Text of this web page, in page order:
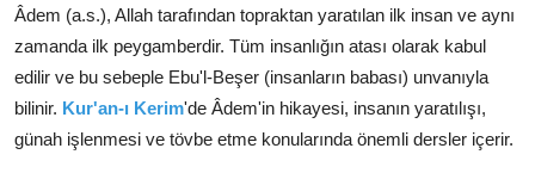
Âdem (a.s.), Allah tarafından topraktan yaratılan ilk insan ve aynı
zamanda ilk peygamberdir. Tüm insanlığın atası olarak kabul
edilir ve bu sebeple Ebu'l-Beşer (insanların babası) unvanıyla
bilinir. Kur'an-ı Kerim'de Âdem'in hikayesi, insanın yaratılışı,
günah işlenmesi ve tövbe etme konularında önemli dersler içerir.